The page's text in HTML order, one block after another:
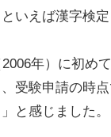
いえば漢字検
年）に初め
受験申請の時点
」と感じました。